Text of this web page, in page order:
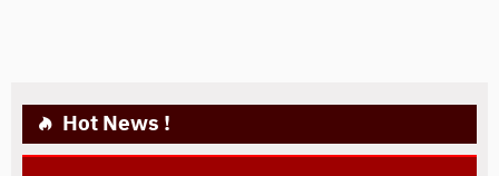
Hot News !